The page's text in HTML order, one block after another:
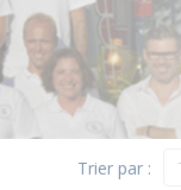
Trier par :